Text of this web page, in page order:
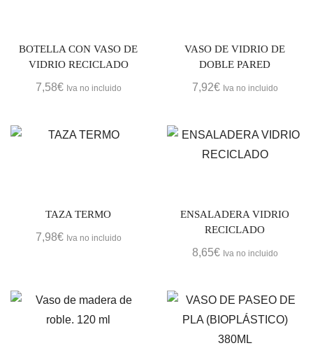
BOTELLA CON VASO DE
VIDRIO RECICLADO
7,58€ Iva no incluido
VASO DE VIDRIO DE
DOBLE PARED
7,92€ Iva no incluido
TAZA TERMO
7,98€ Iva no incluido
ENSALADERA VIDRIO
RECICLADO
8,65€ Iva no incluido